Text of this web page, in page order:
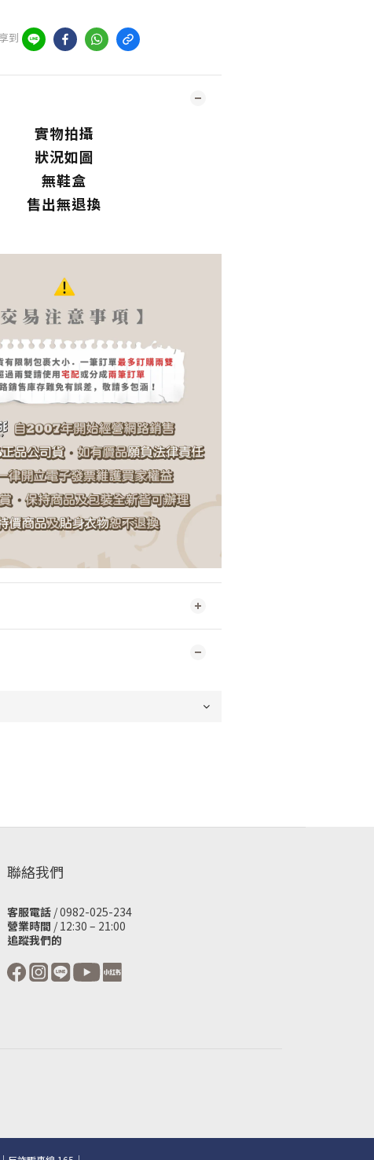
到
實物拍攝
狀況如圖
無鞋盒
售出無退換
聯絡我們
客服電話 / 0982-025-234
營業時間 / 12:30 – 21:00
追蹤我們的